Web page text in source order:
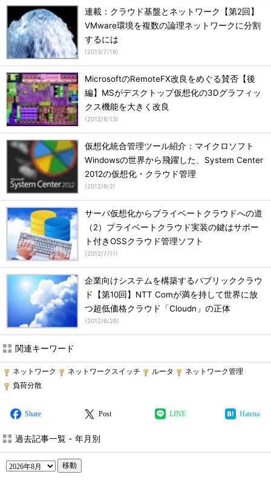
連載：クラウド基盤とネットワーク【第2回】
VMware環境を複数の論理ネットワークに分割
するには
(2013/7/18)
MicrosoftのRemoteFX改良をめぐる賛否【後
編】MSがデスクトップ仮想化の3Dグラフィッ
クス機能を大きく改良
(2012/8/13)
仮想化統合管理ツール紹介：マイクロソフト
Windowsの世界から飛躍した、System Center
2012の仮想化・クラウド管理
(2012/8/2)
サーバ仮想化からプライベートクラウドへの道
（2）プライベートクラウド実装の鍵はサポー
ト付きOSSクラウド管理ソフト
(2012/7/11)
企業向けシステムを構築するパブリッククラウ
ド【第10回】NTT Comが満を持して世界に放
つ超低価格クラウド「Cloudn」の正体
(2012/6/28)
関連キーワード
ネットワーク ネットワークスイッチ ルータ
ネットワーク管理
負荷分散
Share Post LINE Hatena
過去記事一覧 - 年月別
移動